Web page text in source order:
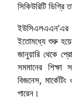
সিকিউরিটি
ইউসিএলএএন’এর
ইতোমধ্যে শুরু
জানুয়ারি থেকে
সমমানের শিক্ষা
বিজনেস,
পারেন।